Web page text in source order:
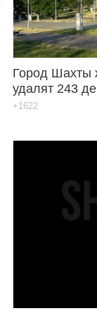
Город Шахты
удалят 243
+1622